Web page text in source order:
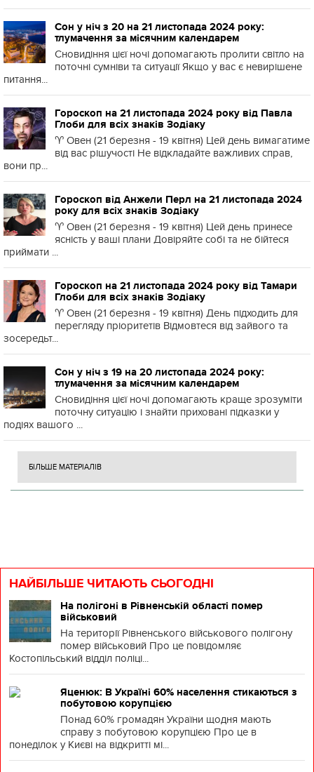
Сон у ніч з 20 на 21 листопада 2024 року:
тлумачення за місячним календарем
Сновидіння цієї ночі допомагають пролити світло на
поточні сумніви та ситуації Якщо у вас є невирішене
питання...
Гороскоп на 21 листопада 2024 року від Павла
Глоби для всіх знаків Зодіаку
♈️ Овен (21 березня - 19 квітня) Цей день вимагатиме
від вас рішучості Не відкладайте важливих справ,
вони пр...
Гороскоп від Анжели Перл на 21 листопада 2024
року для всіх знаків Зодіаку
♈️ Овен (21 березня - 19 квітня) Цей день принесе
ясність у ваші плани Довіряйте собі та не бійтеся
приймати ...
Гороскоп на 21 листопада 2024 року від Тамари
Глоби для всіх знаків Зодіаку
♈️ Овен (21 березня - 19 квітня) День підходить для
перегляду пріоритетів Відмовтеся від зайвого та
зосередьт...
Сон у ніч з 19 на 20 листопада 2024 року:
тлумачення за місячним календарем
Сновидіння цієї ночі допомагають краще зрозуміти
поточну ситуацію і знайти приховані підказки у
подіях вашого ...
БІЛЬШЕ МАТЕРІАЛІВ
НАЙБІЛЬШЕ ЧИТАЮТЬ СЬОГОДНІ
На полігоні в Рівненській області помер
військовий
На території Рівненського військового полігону
помер військовий Про це повідомляє
Костопільський відділ поліці...
Яценюк: В Україні 60% населення стикаються з
побутовою корупцією
Понад 60% громадян України щодня мають
справу з побутовою корупцією Про це в
понеділок у Києві на відкритті мі...